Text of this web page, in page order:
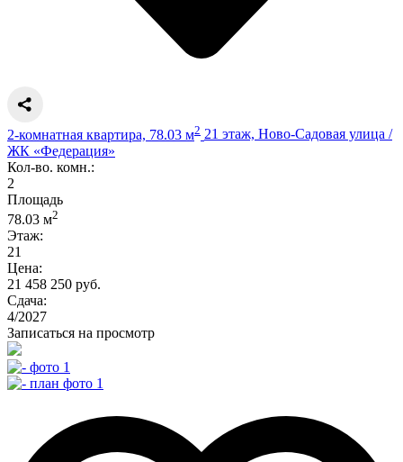
2-комнатная квартира, 78.03 м2 21 этаж, Ново-Садовая улица /
ЖК «Федерация»
Кол-во. комн.:
2
Площадь
78.03 м2
Этаж:
21
Цена:
21 458 250 руб.
Сдача:
4/2027
Записаться на просмотр